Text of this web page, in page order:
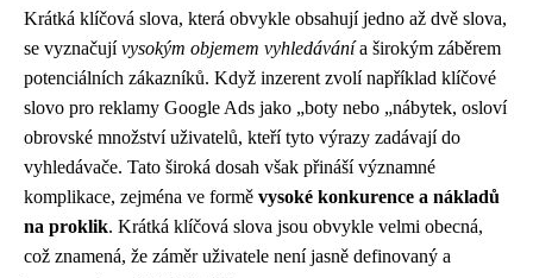
Krátká klíčová slova, která obvykle obsahují jedno až dvě slova,
se vyznačujívysokým objemem vyhledávánía širokým záběrem
potenciálních zákazníků. Když inzerent zvolí například klíčové
slovo pro reklamy Google Ads jako „boty nebo „nábytek, osloví
obrovské množství uživatelů, kteří tyto výrazy zadávají do
vyhledávače. Tato široká dosah však přináší významné
komplikace, zejména ve formě vysoké konkurence a nákladů
na proklik. Krátká klíčová slova jsou obvykle velmi obecná,
což znamená, že záměr uživatele není jasně definovaný a